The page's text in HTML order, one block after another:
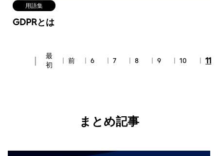
用語集
GDPRとは
最
初
前 6 7 8 9 10 11
まとめ記事